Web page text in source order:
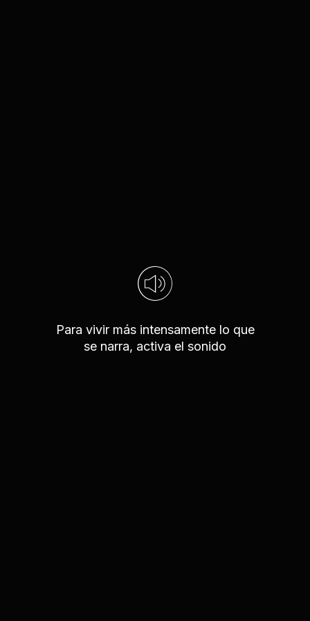
Para vivir más intensamente lo que
se narra, activa el sonido